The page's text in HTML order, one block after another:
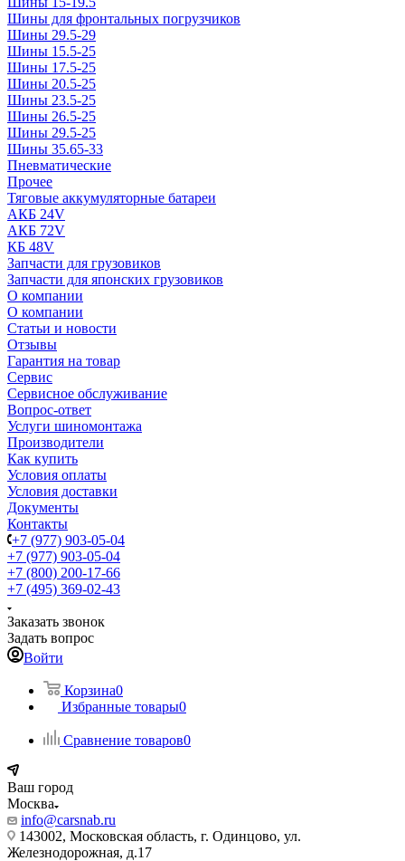
Шины для фронтальных погрузчиков
Шины 29.5-29
Шины 15.5-25
Шины 17.5-25
Шины 20.5-25
Шины 23.5-25
Шины 26.5-25
Шины 29.5-25
Шины 35.65-33
Пневматические
Прочее
Тяговые аккумуляторные батареи
АКБ 24V
АКБ 72V
КБ 48V
Запчасти для грузовиков
Запчасти для японских грузовиков
О компании
О компании
Статьи и новости
Отзывы
Гарантия на товар
Сервис
Сервисное обслуживание
Вопрос-ответ
Услуги шиномонтажа
Производители
Как купить
Условия оплаты
Условия доставки
Документы
Контакты
+7 (977) 903-05-04
+7 (977) 903-05-04
+7 (800) 200-17-66
+7 (495) 369-02-43
Заказать звонок
Задать вопрос
Войти
Корзина0
Избранные товары0
Сравнение товаров0
Ваш город
Москва
info@carsnab.ru
143002, Московская область, г. Одинцово, ул.
Железнодорожная, д.17